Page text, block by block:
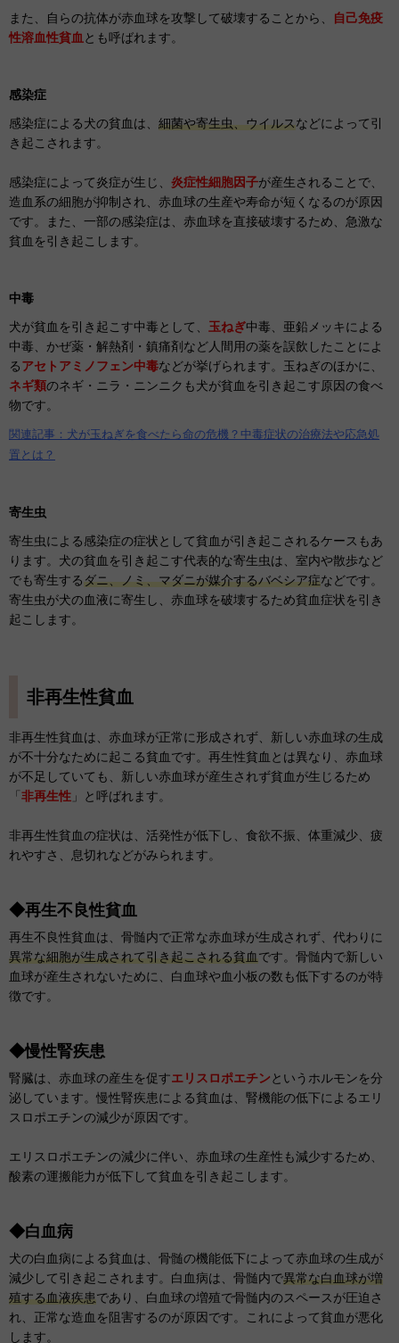
また、自らの抗体が赤血球を攻撃して破壊することから、
自己免疫
性溶血性貧血とも呼ばれます。
感染症
感染症による犬の貧血は、 細菌や寄生虫、ウイルスなどによって引
き起こされます。
感染症によって炎症が生じ、 炎症性細胞因子が産生されることで、
造血系の細胞が抑制され、赤血球の生産や寿命が短くなるのが原因
です。また、一部の感染症は、赤血球を直接破壊するため、急激な
貧血を引き起こします。
中毒
犬が貧血を引き起こす中毒として、 玉ねぎ中毒、亜鉛メッキによる
中毒、かぜ薬・解熱剤・鎮痛剤など人間用の薬を誤飲したことによ
るアセトアミノフェン中毒などが挙げられます。玉ねぎのほかに、
ネギ類のネギ・ニラ・ニンニクも犬が貧血を引き起こす原因の食べ
物です。
関連記事：犬が玉ねぎを食べたら命の危機？中毒症状の治療法や応急処
置とは？
寄生虫
寄生虫による感染症の症状として貧血が引き起こされるケースもあ
ります。犬の貧血を引き起こす代表的な寄生虫は、室内や散歩など
でも寄生するダニ、ノミ、マダニが媒介するバベシア症などです。
寄生虫が犬の血液に寄生し、赤血球を破壊するため貧血症状を引き
起こします。
非再生性貧血
非再生性貧血は、赤血球が正常に形成されず、新しい赤血球の生成
が不十分なために起こる貧血です。再生性貧血とは異なり、赤血球
が不足していても、新しい赤血球が産生されず貧血が生じるため
「 非再生性 」と呼ばれます。
非再生性貧血の症状は、活発性が低下し、食欲不振、体重減少、疲
れやすさ、息切れなどがみられます。
◆再生不良性貧血
再生不良性貧血は、骨髄内で正常な赤血球が生成されず、代わりに
異常な細胞が生成されて引き起こされる貧血です。 骨髄内で新しい
血球が産生されないために、白血球や血小板の数も低下するのが特
徴です。
◆慢性腎疾患
腎臓は、赤血球の産生を促すエリスロポエチンというホルモンを分
泌しています。慢性腎疾患による貧血は、腎機能の低下によるエリ
スロポエチンの減少が原因です。
エリスロポエチンの減少に伴い、赤血球の生産性も減少するため、
酸素の運搬能力が低下して貧血を引き起こします。
◆白血病
犬の白血病による貧血は、骨髄の機能低下によって赤血球の生成が
減少して引き起こされます。白血病は、骨髄内で異常な白血球が増
殖する血液疾患であり、白血球の増殖で骨髄内のスペースが圧迫さ
れ、正常な造血を阻害するのが原因です。これによって貧血が悪化
します。